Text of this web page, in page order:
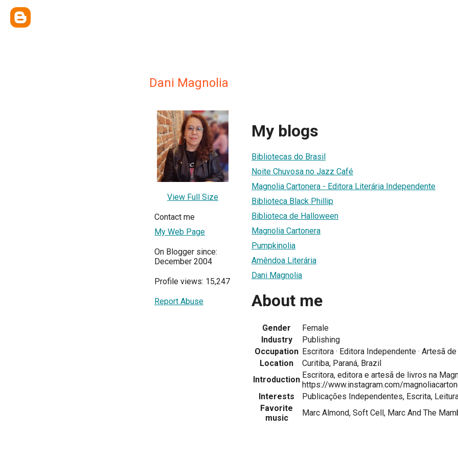
Dani Magnolia
View Full Size
Contact me
My Web Page
On Blogger since:
December 2004
Profile views: 15,247
Report Abuse
My blogs
Bibliotecas do Brasil
Noite Chuvosa no Jazz Café
Magnolia Cartonera - Editora Literária Independente
Biblioteca Black Phillip
Biblioteca de Halloween
Magnolia Cartonera
Pumpkinolia
Amêndoa Literária
Dani Magnolia
About me
Gender
Female
Industry
Publishing
Occupation Escritora · Editora Independente · Artesã
Location
Curitiba, Paraná, Brazil
Introduction Escritora, editora e artesã de livros na
https://www.instagram.com/
Interests
Publicações Independentes, Escrita,
Favorite
music
Marc Almond, Soft Cell, Marc And The